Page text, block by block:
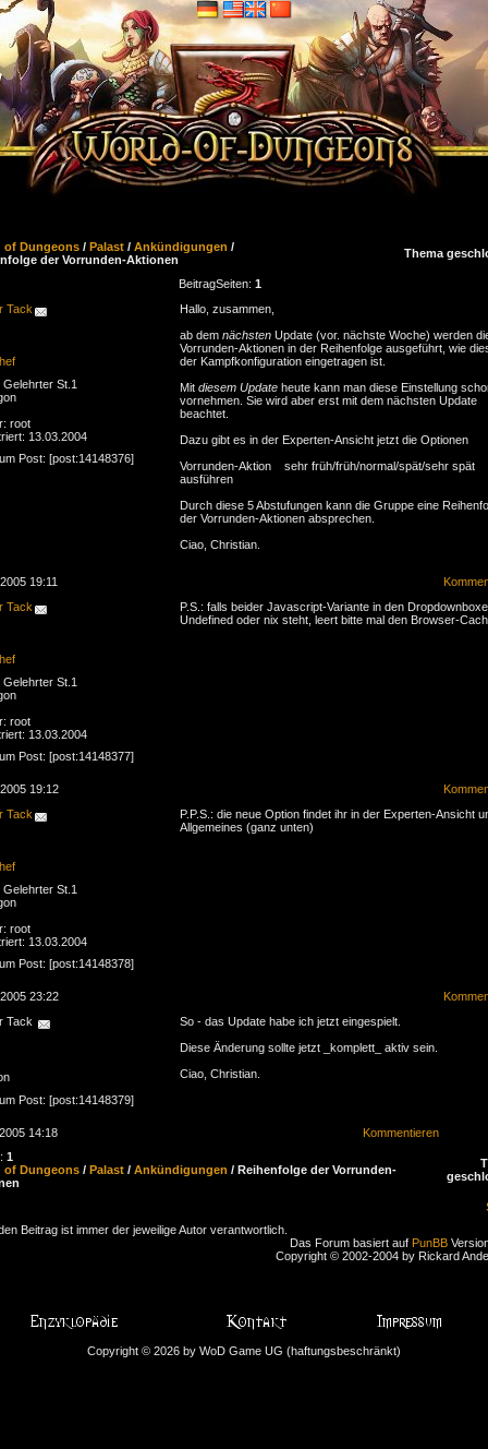
of Dungeons / Palast / Ankündigungen /
der Vorrunden-Aktionen
Thema
BeitragSeiten: 1
Tack
St.1
root
13.03.2004
Post: [post:14148376]
Hallo, zusammen,
ab dem nächsten Update (vor. nächste Woche) werden
Vorrunden-Aktionen in der Reihenfolge ausgeführt, wie
der Kampf­konfiguration eingetragen ist.
Mit diesem Update heute kann man diese Einstellung
vornehmen. Sie wird aber erst mit dem nächsten Update
beachtet.
Dazu gibt es in der Experten-Ansicht jetzt die Optionen
Vorrunden-Aktion sehr früh/früh/normal/spät/sehr spät
ausführen
Durch diese 5 Abstufungen kann die Gruppe eine
der Vorrunden-Aktionen absprechen.
Ciao, Christian.
19:11
Tack
St.1
root
13.03.2004
Post: [post:14148377]
P.S.: falls beider Javascript-Variante in den
Undefined oder nix steht, leert bitte mal den Browser-
19:12
Tack
St.1
root
13.03.2004
Post: [post:14148378]
P.P.S.: die neue Option findet ihr in der Experten-Ansicht
Allgemeines (ganz unten)
23:22
Tack
Post: [post:14148379]
So - das Update habe ich jetzt eingespielt.
Diese Änderung sollte jetzt _komplett_ aktiv sein.
Ciao, Christian.
14:18
Kommentieren
1
of Dungeons / Palast / Ankündigungen / Reihenfolge der Vorrunden-
Beitrag ist immer der jeweilige Autor verantwortlich.
Das Forum basiert auf PunBB
Copyright © 2002-2004 by Rickard
Copyright © 2026 by WoD Game UG (haftungsbeschränkt)